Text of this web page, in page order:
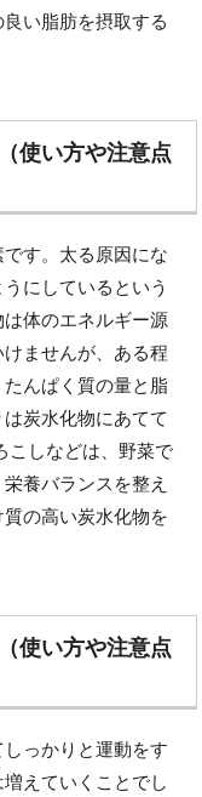
い脂肪を摂取する
使い方や注意点
す。太る原因にな
にしているという
体のエネルギー源
ませんが、ある程
んぱく質の量と脂
炭水化物にあてて
こしなどは、野菜で
養バランスを整え
の高い炭水化物を
使い方や注意点
っかりと運動をす
えていくことでし